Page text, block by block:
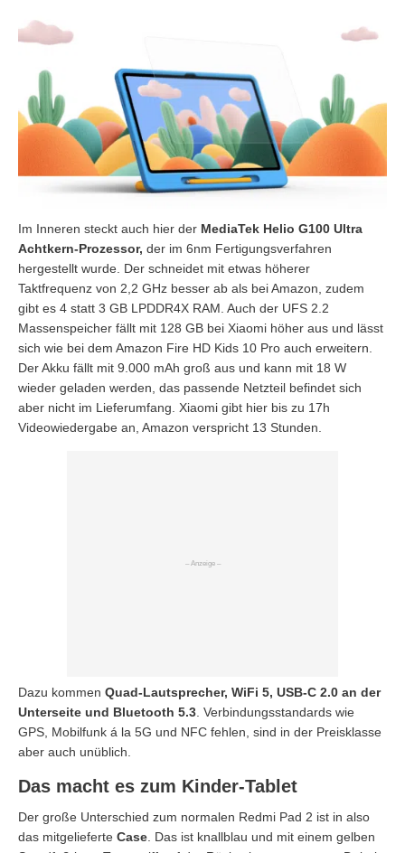
Im Inneren steckt auch hier der MediaTek Helio G100 Ultra
Achtkern-Prozessor, der im 6nm Fertigungsverfahren
hergestellt wurde. Der schneidet mit etwas höherer
Taktfrequenz von 2,2 GHz besser ab als bei Amazon, zudem
gibt es 4 statt 3 GB LPDDR4X RAM. Auch der UFS 2.2
Massenspeicher fällt mit 128 GB bei Xiaomi höher aus und lässt
sich wie bei dem Amazon Fire HD Kids 10 Pro auch erweitern.
Der Akku fällt mit 9.000 mAh groß aus und kann mit 18 W
wieder geladen werden, das passende Netzteil befindet sich
aber nicht im Lieferumfang. Xiaomi gibt hier bis zu 17h
Videowiedergabe an, Amazon verspricht 13 Stunden.
Dazu kommen Quad-Lautsprecher, WiFi 5, USB-C 2.0 an der
Unterseite und Bluetooth 5.3. Verbindungsstandards wie
GPS, Mobilfunk á la 5G und NFC fehlen, sind in der Preisklasse
aber auch unüblich.
Das macht es zum Kinder-Tablet
Der große Unterschied zum normalen Redmi Pad 2 ist in also
das mitgelieferte Case. Das ist knallblau und mit einem gelben